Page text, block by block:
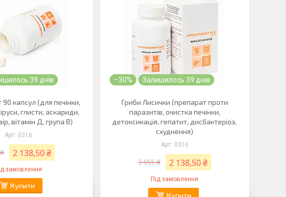
39 днів
90 капсул (для печінки,
глисти, аскариди,
вітамін Д, група В)
0316
2 138,50 ₴
замовлення
Купити
–30% Залишилось 39 днів
Гриби Лисички (препарат проти
паразитів, очистка печінки,
детоксикація, гепатит, дисбактеріоз,
схуднення)
0316
3 055 ₴ 2 138,50 ₴
Під замовлення
Купити